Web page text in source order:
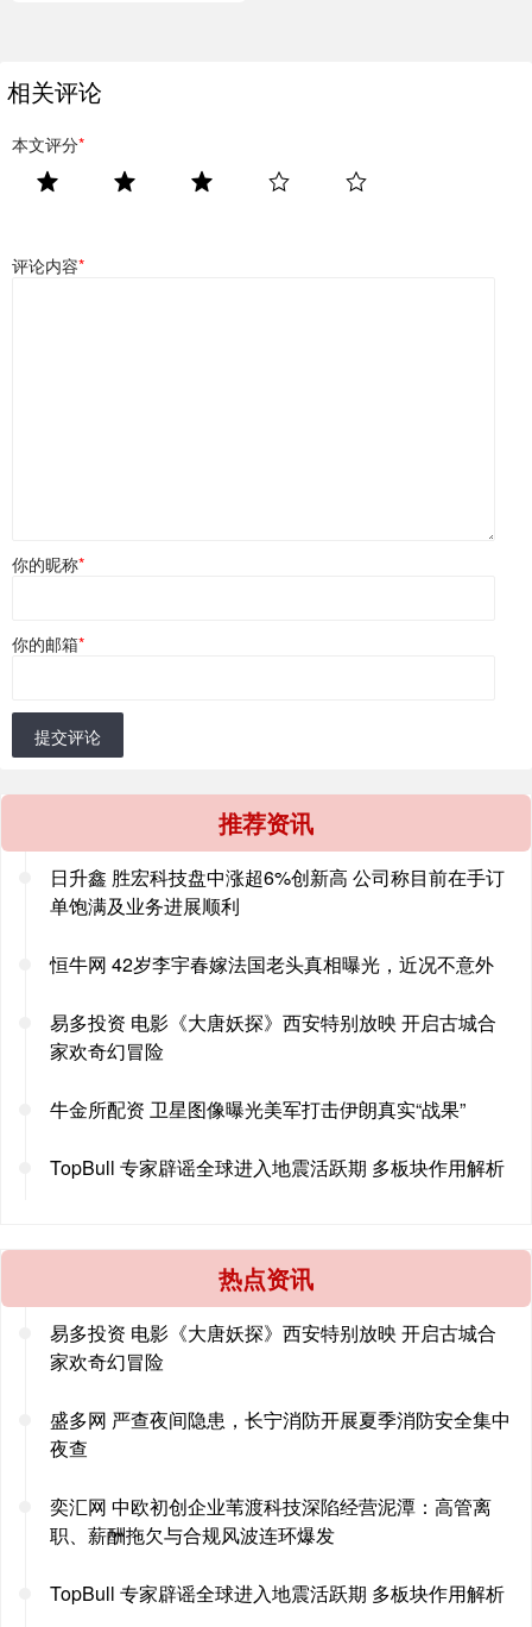
相关评论
本文评分*
评论内容*
你的昵称*
你的邮箱*
提交评论
推荐资讯
日升鑫 胜宏科技盘中涨超6%创新高 公司称目前在手订
单饱满及业务进展顺利
恒牛网 42岁李宇春嫁法国老头真相曝光，近况不意外
易多投资 电影《大唐妖探》西安特别放映 开启古城合
家欢奇幻冒险
牛金所配资 卫星图像曝光美军打击伊朗真实“战果”
TopBull 专家辟谣全球进入地震活跃期 多板块作用解析
热点资讯
易多投资 电影《大唐妖探》西安特别放映 开启古城合
家欢奇幻冒险
盛多网 严查夜间隐患，长宁消防开展夏季消防安全集中
夜查
奕汇网 中欧初创企业苇渡科技深陷经营泥潭：高管离
职、薪酬拖欠与合规风波连环爆发
TopBull 专家辟谣全球进入地震活跃期 多板块作用解析